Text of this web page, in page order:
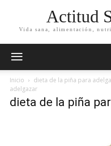
Actitud
Vida sana, alimentación,
Inicio dieta de la piña para
adelgazar
dieta de la piña